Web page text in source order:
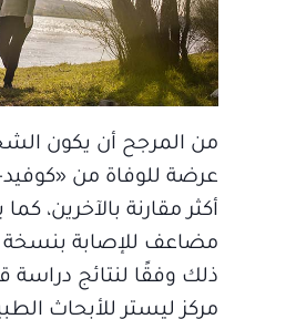
من المرجح أن يكون
أكثر مقارنة بالآخرين،
مضاعف للإصابة
ذلك وفقًا لنتائج دراسة
مركز ليستر للأبحاث